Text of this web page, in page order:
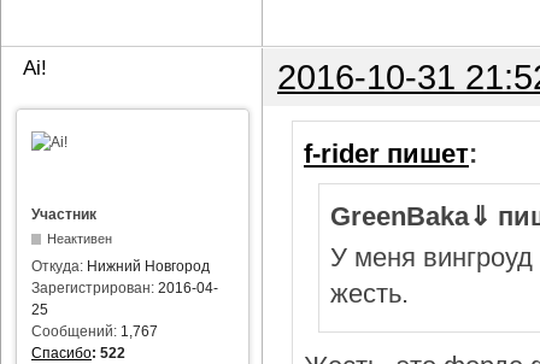
Ai! 2016-10-31
Участник
Неактивен
Откуда: Нижний Новгород
Зарегистрирован: 2016-04-
25
Сообщений: 1,767
Спасибо: 522
f-rider пишет:
GreenBaka⇓
У меня вингроуд
жесть.